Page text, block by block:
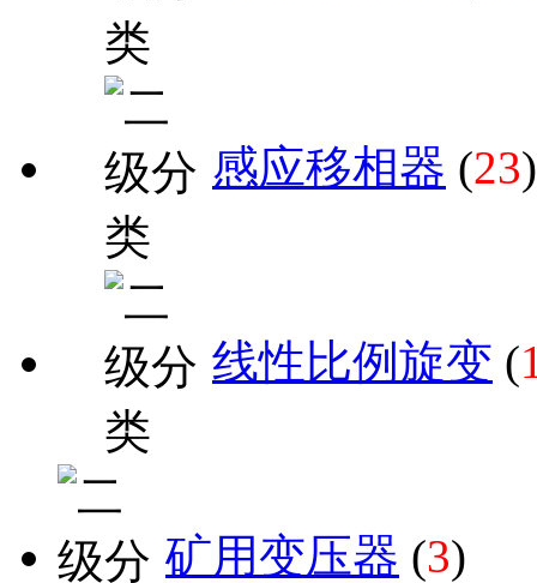
感应移相器 (23)
线性比例旋变 (
矿用变压器 (3)